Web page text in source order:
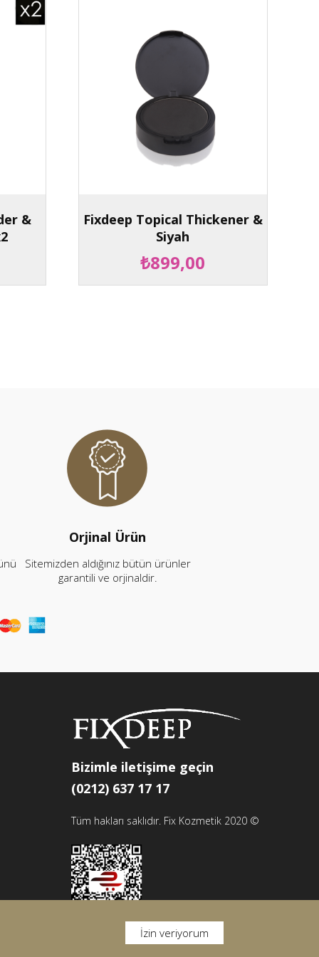
&
Fixdeep Topical Thickener &
Siyah
₺899,00
Orjinal Ürün
Sitemizden aldığınız bütün ürünler
garantili ve orjinaldir.
Bizimle iletişime geçin
(0212) 637 17 17
Tüm hakları saklıdır. Fix Kozmetik 2020 ©
İzin veriyorum